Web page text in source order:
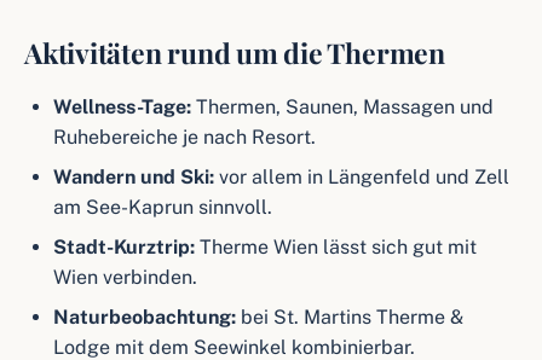
Aktivitäten rund um die Thermen
Wellness-Tage: Thermen, Saunen, Massagen und
Ruhebereiche je nach Resort.
Wandern und Ski: vor allem in Längenfeld und Zell
am See-Kaprun sinnvoll.
Stadt-Kurztrip: Therme Wien lässt sich gut mit
Wien verbinden.
Naturbeobachtung: bei St. Martins Therme &
Lodge mit dem Seewinkel kombinierbar.